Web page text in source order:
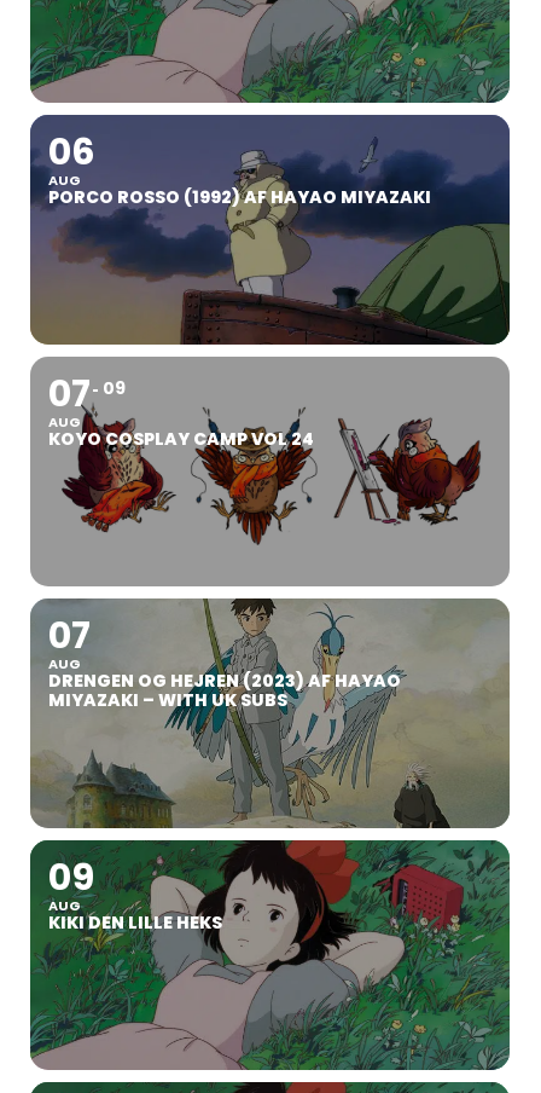
06
AUG
PORCO ROSSO (1992) AF HAYAO MIYAZAKI
07
AUG
09
KOYO COSPLAY CAMP VOL 24
07
AUG
DRENGEN OG HEJREN (2023) AF HAYAO
MIYAZAKI – WITH UK SUBS
09
AUG
KIKI DEN LILLE HEKS